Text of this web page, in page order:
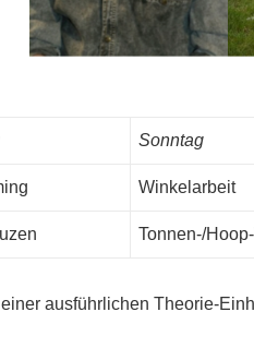
Sonntag
Winkelarbeit
Tonnen-/
ausführlichen Theorie-